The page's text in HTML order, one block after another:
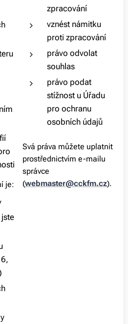
je:
zpracování
vznést námitku
proti zpracování
právo odvolat
souhlas
právo podat
stížnost u Úřadu
pro ochranu
osobních údajů
Svá práva můžete uplatnit
prostřednictvím e-mailu
správce
(webmaster@cckfm.cz).